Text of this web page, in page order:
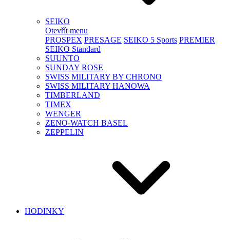
SEIKO
Otevřít menu
PROSPEX PRESAGE SEIKO 5 Sports PREMIER
SEIKO Standard
SUUNTO
SUNDAY ROSE
SWISS MILITARY BY CHRONO
SWISS MILITARY HANOWA
TIMBERLAND
TIMEX
WENGER
ZENO-WATCH BASEL
ZEPPELIN
HODINKY